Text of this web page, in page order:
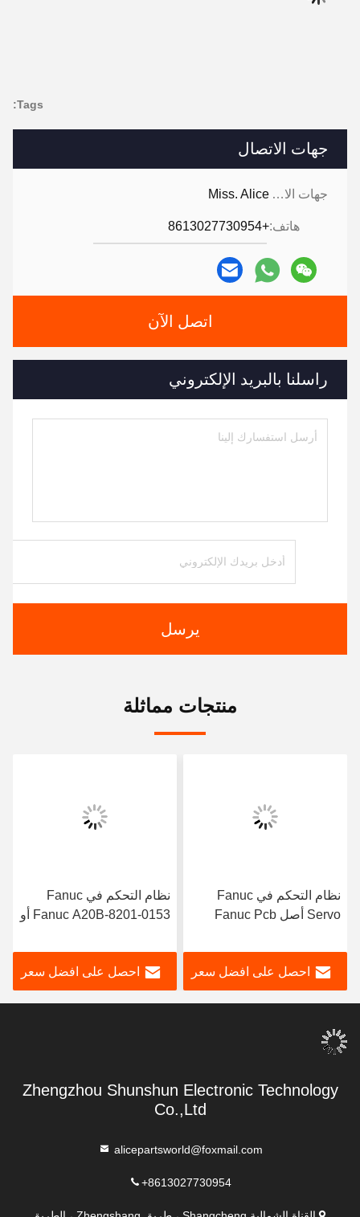
جهات الاتصال
جهات الاتصال: Miss. Alice
هاتف:+8613027730954
اتصل الآن
راسلنا بالبريد الإلكتروني
يرسل
Tags:
منتجات مماثلة
نظام التحكم في Fanuc
Fanuc A20B-8201-0153 أو
الجهد العالي (PCB)
احصل على افضل سعر
شاشة LCD الشريط الجهد
CXA-L0612A-VJL VML
VHL CXA-L0712-VJL
عاكس
احصل على افضل
Zhengzhou Shunshun Electronic Technology
Co.,Ltd
alicepartsworld@foxmail.com
+8613027730954